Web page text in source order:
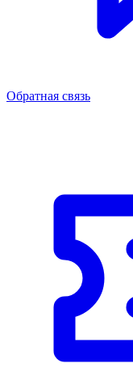
Обратная связь